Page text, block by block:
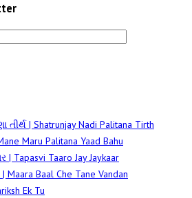
તીર્થ | Shatrunjay Nadi Palitana Tirth
Maru Palitana Yaad Bahu
Tapasvi Taaro Jay Jaykaar
Baal Che Tane Vandan
Ek Tu